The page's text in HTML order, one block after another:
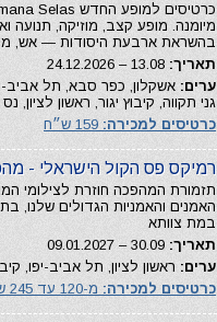
מיומנה. מופע קצב, מוזיקה, תנועה
בהשראת ארבעת היסודות — אש,
תאריך:
ערים: אשקלון, כפר סבא, תל אביב-
גני תקווה, קיבוץ יגור, ראשון לציון,
כרטיסים למכירה:
רמיקס פס הקול הישראלי -
תזמורת המהפכה חוזרת לצילומי
האמנים והאמניות הגדולים שלנו,
במת צוותא
תאריך:
ערים: ראשון לציון, תל אביב-יפו,
כרטיסים למכירה: מ-120 עד 245 ש״ח